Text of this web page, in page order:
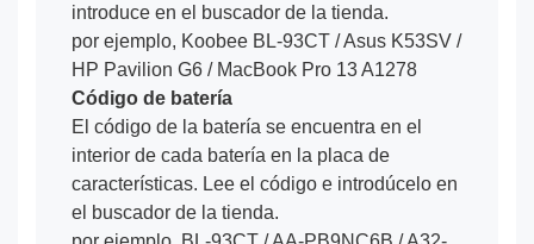
introduce en el buscador de la tienda.
por ejemplo, Koobee BL-93CT / Asus K53SV /
HP Pavilion G6 / MacBook Pro 13 A1278
Código de batería
El código de la batería se encuentra en el
interior de cada batería en la placa de
características. Lee el código e introdúcelo en
el buscador de la tienda.